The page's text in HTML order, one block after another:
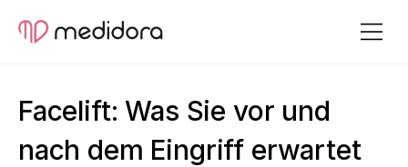
Facelift: Was Sie vor und
nach dem Eingriff erwartet